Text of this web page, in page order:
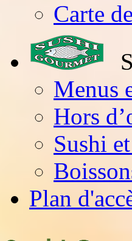
Carte
Menus
Hors
Sushi
Plan